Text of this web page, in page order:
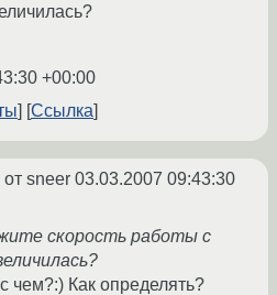
+00:00
Ссылка
от sneer 03.03.2007 09:43:30
скорость работы с
чем?:) Как определять?